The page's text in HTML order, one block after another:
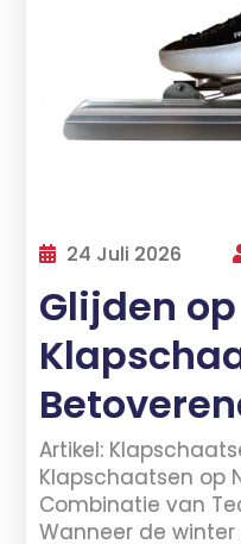
24 Juli 2026
Glijden op
Artikel:
Klapschaatsen op
Combinatie van
Wanneer de